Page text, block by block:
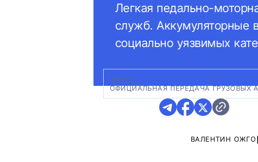
Легкая педально-
служб. Аккумуляторные
социально уязвимых
ФОТО:
ОФИЦИАЛЬНАЯ ПЕРЕДАЧА ГРУЗОВЫХ
ВАЛЕНТИН ОЖГО